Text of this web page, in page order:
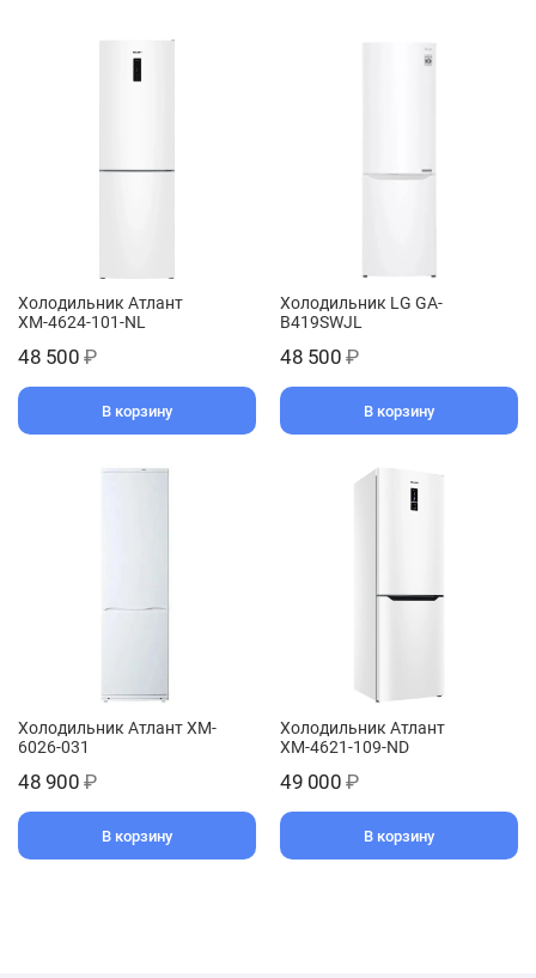
Холодильник Атлант
ХМ-4624-101-NL
48 500 ₽
В корзину
Холодильник LG GA-
B419SWJL
48 500 ₽
В корзину
Холодильник Атлант XM-
6026-031
48 900 ₽
В корзину
Холодильник Атлант
ХМ-4621-109-ND
49 000 ₽
В корзину